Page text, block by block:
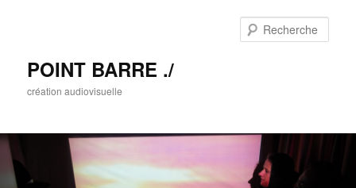
POINT BARRE ./
création audiovisuelle